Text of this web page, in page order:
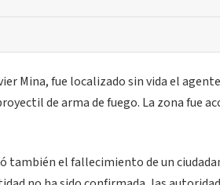
Mina, fue localizado sin vida el
de arma de fuego. La zona fue
también el fallecimiento de un